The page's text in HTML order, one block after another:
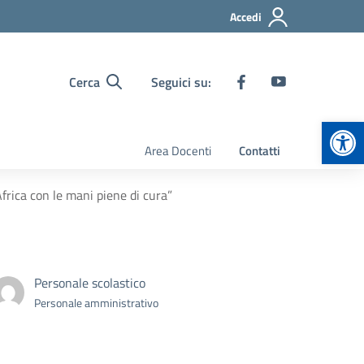
Accedi
Cerca Seguici su:
Area Docenti Contatti
con le mani piene di cura”
Personale scolastico
Personale amministrativo